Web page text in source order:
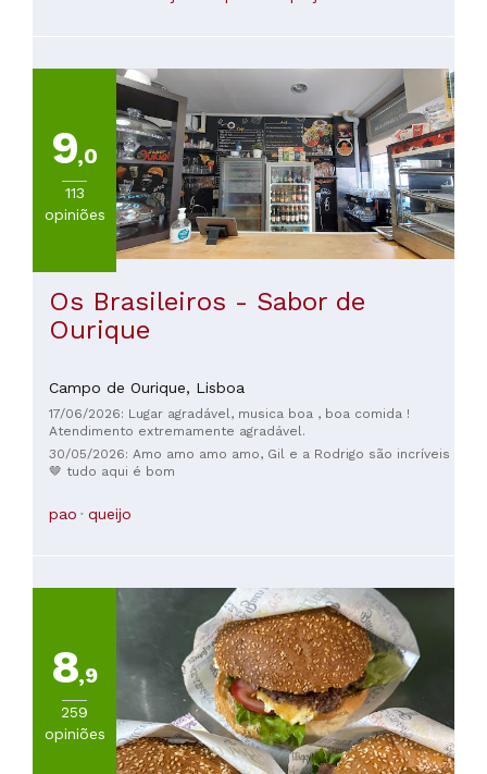
9,0
113
opiniões
Os Brasileiros - Sabor de
Ourique
Campo de Ourique, Lisboa
17/06/2026: Lugar agradável, musica boa , boa comida !
Atendimento extremamente agradável.
30/05/2026: Amo amo amo amo, Gil e a Rodrigo são incríveis
🤎 tudo aqui é bom
pao queijo
8,9
259
opiniões